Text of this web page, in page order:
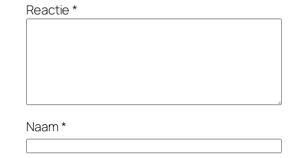
Reactie*
Naam*